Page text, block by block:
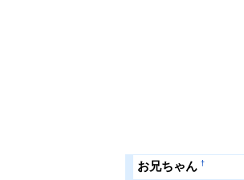
お兄ちゃん †